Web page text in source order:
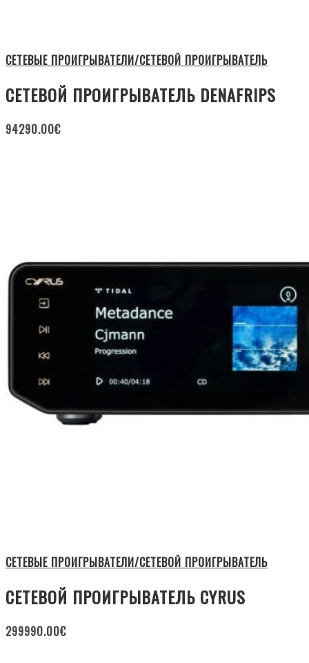
СЕТЕВЫЕ ПРОИГРЫВАТЕЛИ/СЕТЕВОЙ ПРОИГРЫВАТЕЛЬ
СЕТЕВОЙ ПРОИГРЫВАТЕЛЬ DENAFRIPS
94290.00€
СЕТЕВЫЕ ПРОИГРЫВАТЕЛИ/СЕТЕВОЙ ПРОИГРЫВАТЕЛЬ
СЕТЕВОЙ ПРОИГРЫВАТЕЛЬ CYRUS
299990.00€